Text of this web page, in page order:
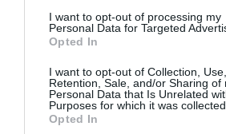
I want to opt-out of processing my
Personal Data for Targeted
Opted In
I want to opt-out of Collection, Use,
Retention, Sale, and/or Sharing of
Personal Data that Is Unrelated
Purposes for which it was collected.
Opted In